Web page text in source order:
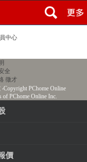
中心
全
徵才
‧Copyright PChome Online
of PChome Online Inc.
價